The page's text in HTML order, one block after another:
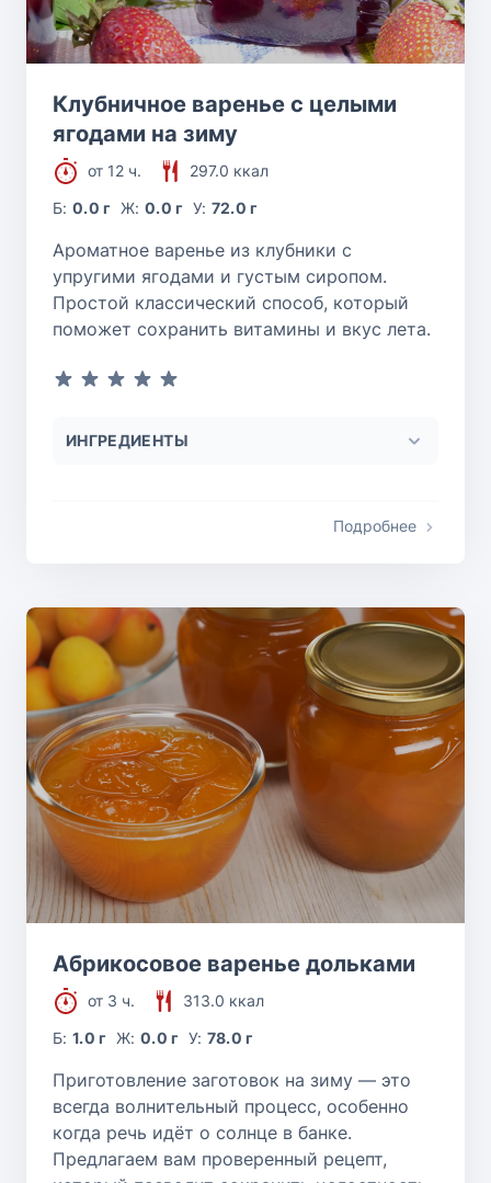
Клубничное варенье с целыми
ягодами на зиму
от 12 ч.
297.0 ккал
Б:0.0 г Ж: 0.0 г У: 72.0 г
Ароматное варенье из клубники с
упругими ягодами и густым сиропом.
Простой классический способ, который
поможет сохранить витамины и вкус лета.
ИНГРЕДИЕНТЫ
Подробнее
Абрикосовое варенье дольками
от 3 ч.
313.0 ккал
Б:1.0 г Ж: 0.0 г У: 78.0 г
Приготовление заготовок на зиму — это
всегда волнительный процесс, особенно
когда речь идёт о солнце в банке.
Предлагаем вам проверенный рецепт,